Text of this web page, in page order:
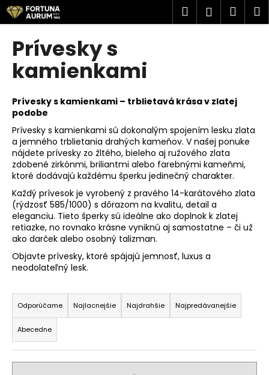
Prejsť
na
obsah
Hľadať
Prívesky s
kamienkami
Prívesky s kamienkami – trblietavá krása v zlatej
podobe
Prívesky s kamienkami sú dokonalým spojením lesku zlata
a jemného trblietania drahých kameňov. V našej ponuke
nájdete prívesky zo žltého, bieleho aj ružového zlata
zdobené zirkónmi, briliantmi alebo farebnými kameňmi,
ktoré dodávajú každému šperku jedinečný charakter.
Každý prívesok je vyrobený z pravého 14-karátového zlata
(rýdzosť 585/1000) s dôrazom na kvalitu, detail a
eleganciu. Tieto šperky sú ideálne ako doplnok k zlatej
retiazke, no rovnako krásne vyniknú aj samostatne – či už
ako darček alebo osobný talizman.
Objavte prívesky, ktoré spájajú jemnosť, luxus a
neodolateľný lesk.
R
a
d
e
n
Odporúčame Najlacnejšie Najdrahšie Najpredávanejšie
Abecedne
K
o
Č
o
p
o
t
r
e
b
u
j
e
t
e
n
j
s
ť
?